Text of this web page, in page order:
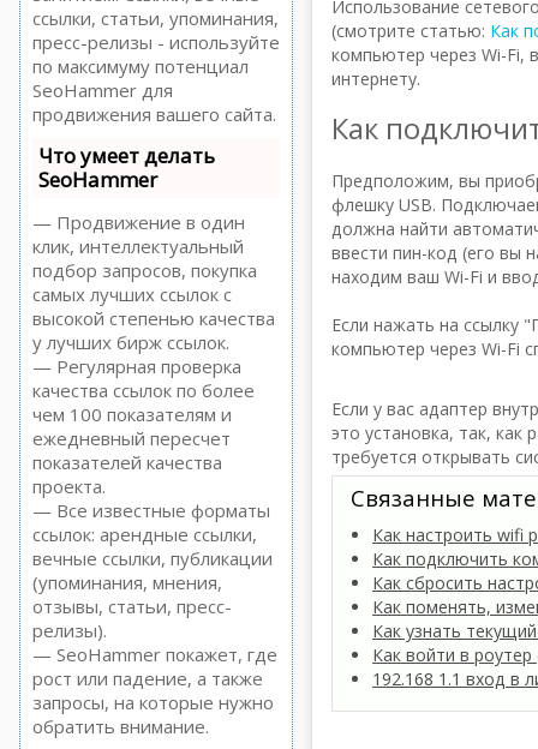
Использование
(смотрите статью: Как
компьютер через Wi-Fi,
интернету.
Как
Предположим, вы
флешку USB.
должна найти
ввести пин-код (его вы
находим ваш Wi-Fi и
Если нажать на ссылку
компьютер через Wi-Fi
Если у вас адаптер
это установка, так, как
требуется открывать
Связанные
Как настроить wifi
Как подключить
Как сбросить
Как поменять,
Как узнать
Как войти в
192.168 1.1 вход в
ссылки, статьи, упоминания,
пресс-релизы - используйте
по максимуму потенциал
SeoHammer для
продвижения вашего сайта.
Что умеет делать
SeoHammer
— Продвижение в один
клик, интеллектуальный
подбор запросов, покупка
самых лучших ссылок с
высокой степенью качества
у лучших бирж ссылок.
— Регулярная проверка
качества ссылок по более
чем 100 показателям и
ежедневный пересчет
показателей качества
проекта.
— Все известные форматы
ссылок: арендные ссылки,
вечные ссылки, публикации
(упоминания, мнения,
отзывы, статьи, пресс-
релизы).
— SeoHammer покажет, где
рост или падение, а также
запросы, на которые нужно
обратить внимание.